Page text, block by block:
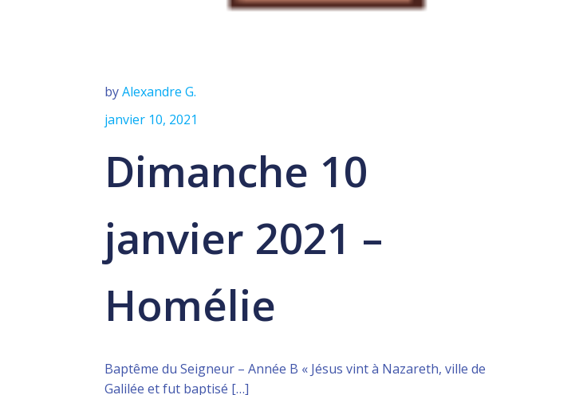
byAlexandre G.
janvier 10, 2021
Dimanche 10
janvier 2021 –
Homélie
Baptême du Seigneur – Année B « Jésus vint à Nazareth, ville de
Galilée et fut baptisé […]